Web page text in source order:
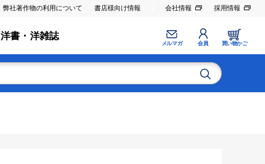
弊社著作物の利用について 書店様向け情報 会社情報 採用情報
洋書・洋雑誌
メルマガ 会員 買い物かご